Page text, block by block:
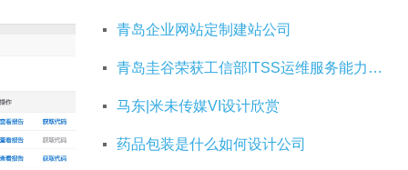
青岛企业网站定制建站公司
青岛圭谷荣获工信部ITSS运维服务能力成熟度三级资质证书
马东|米未传媒VI设计欣赏
药品包装是什么如何设计公司